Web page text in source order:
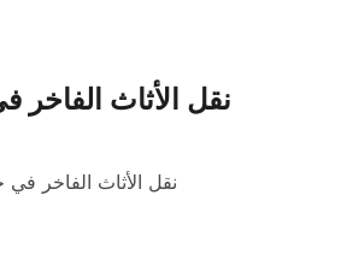
نقل الأثاث
نقل الأثاث الفاخر